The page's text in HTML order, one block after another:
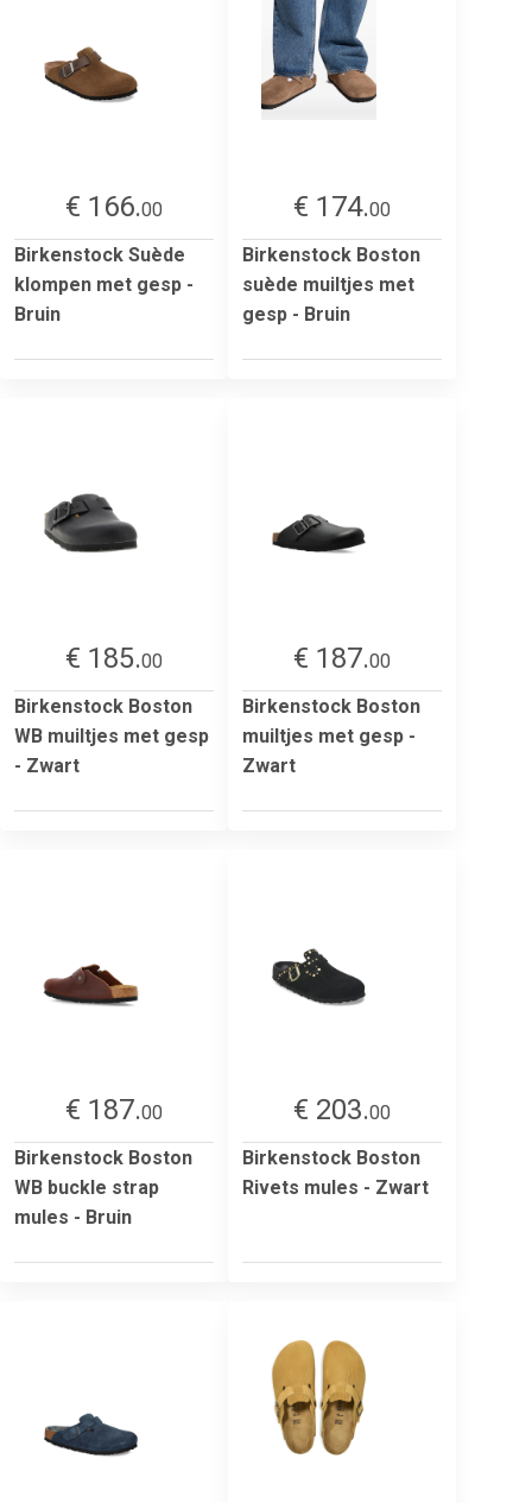
€ 166.00
Birkenstock Suède
klompen met gesp -
Bruin
€ 174.00
Birkenstock Boston
suède muiltjes met
gesp - Bruin
€ 185.00
Birkenstock Boston
WB muiltjes met gesp
- Zwart
€ 187.00
Birkenstock Boston
muiltjes met gesp -
Zwart
€ 187.00
Birkenstock Boston
WB buckle strap
mules - Bruin
€ 203.00
Birkenstock Boston
Rivets mules - Zwart